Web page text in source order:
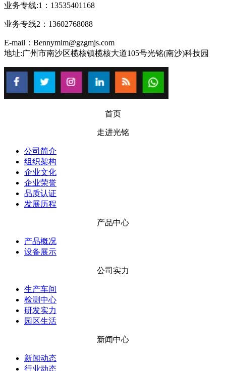
业务专线:1：13535401168
业务专线2：13602768088
E-mail：Bennymim@gzgmjs.com
地址:广州市南沙区榄核镇榄核大道105号光铭(南沙)科技园
首页
走进光铭
公司简介
组织架构
企业文化
企业荣誉
品质认证
发展历程
产品中心
产品概况
设备展示
公司实力
生产车间
检测中心
研发实力
园区生活
新闻中心
新闻动态
行业动态